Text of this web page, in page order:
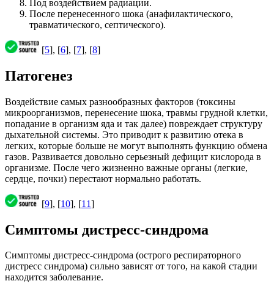
Под воздействием радиации.
После перенесенного шока (анафилактического,
травматического, септического).
[5], [6], [7], [8]
Патогенез
Воздействие самых разнообразных факторов (токсины
микроорганизмов, перенесение шока, травмы грудной клетки,
попадание в организм яда и так далее) повреждает структуру
дыхательной системы. Это приводит к развитию отека в
легких, которые больше не могут выполнять функцию обмена
газов. Развивается довольно серьезный дефицит кислорода в
организме. После чего жизненно важные органы (легкие,
сердце, почки) перестают нормально работать.
[9], [10], [11]
Симптомы дистресс-синдрома
Симптомы дистресс-синдрома (острого респираторного
дистресс синдрома) сильно зависят от того, на какой стадии
находится заболевание.